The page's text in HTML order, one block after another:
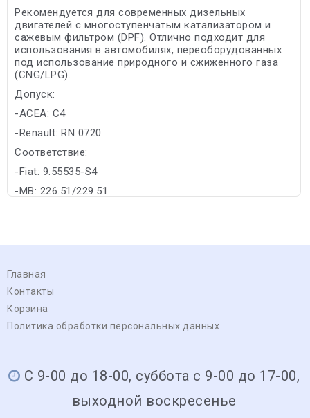
Рекомендуется для современных дизельных
двигателей с многоступенчатым катализатором и
сажевым фильтром (DPF). Отлично подходит для
использования в автомобилях, переоборудованных
под использование природного и сжиженного газа
(CNG/LPG).
Допуск:
-ACEA: C4
-Renault: RN 0720
Соответствие:
-Fiat: 9.55535-S4
-MB: 226.51/229.51
Главная
Контакты
Корзина
Политика обработки персональных данных
С 9-00 до 18-00, суббота с 9-00 до 17-00,
выходной воскресенье